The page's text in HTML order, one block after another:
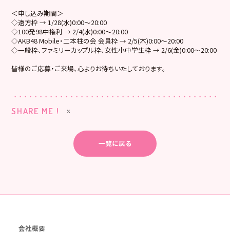
＜申し込み期間＞
◇遠方枠 → 1/28(水)0:00～20:00
◇100発98中権利 → 2/4(水)0:00～20:00
◇AKB48 Mobile・二本柱の会 会員枠 → 2/5(木)0:00～20:00
◇一般枠、ファミリーカップル枠、女性小中学生枠 → 2/6(金)0:00～20:00
皆様のご応募・ご来場、心よりお待ちいたしております。
SHARE ME !
一覧に戻る
会社概要